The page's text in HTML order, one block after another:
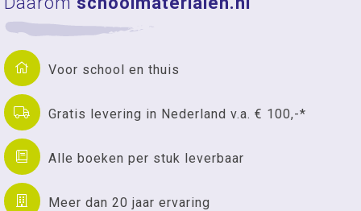
Voor school en thuis
Gratis levering in Nederland v.a. € 100,-*
Alle boeken per stuk leverbaar
Meer dan 20 jaar ervaring